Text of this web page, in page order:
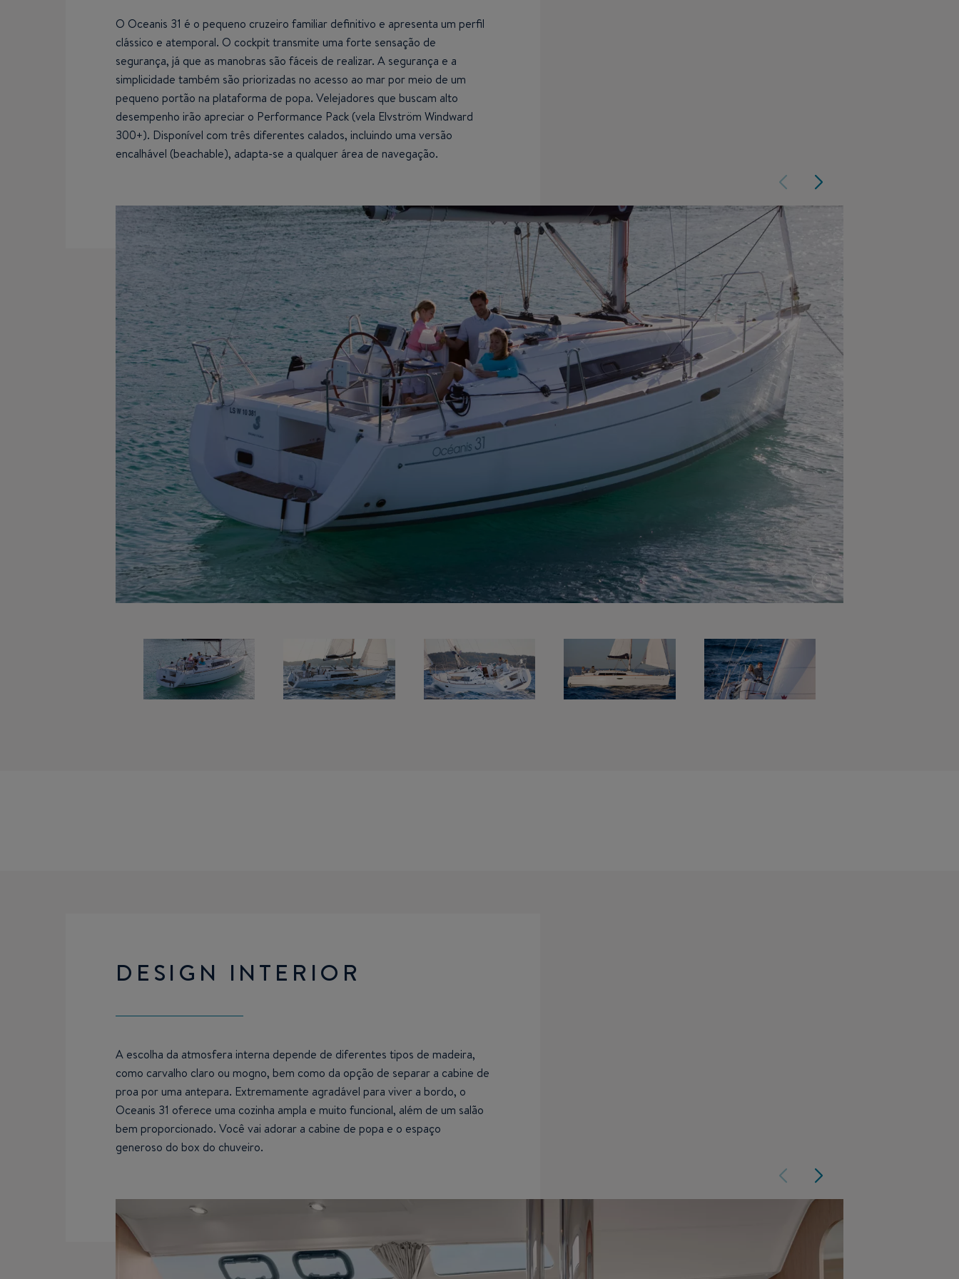
O Oceanis 31 é o pequeno cruzeiro familiar definitivo e apresenta um perfil
clássico e atemporal. O cockpit transmite uma forte sensação de
segurança, já que as manobras são fáceis de realizar. A segurança e a
simplicidade também são priorizadas no acesso ao mar por meio de um
pequeno portão na plataforma de popa. Velejadores que buscam alto
desempenho irão apreciar o Performance Pack (vela Elvström Windward
300+). Disponível com três diferentes calados, incluindo uma versão
encalhável (beachable), adapta-se a qualquer área de navegação.
DESIGN INTERIOR
A escolha da atmosfera interna depende de diferentes tipos de madeira,
como carvalho claro ou mogno, bem como da opção de separar a cabine de
proa por uma antepara. Extremamente agradável para viver a bordo, o
Oceanis 31 oferece uma cozinha ampla e muito funcional, além de um salão
bem proporcionado. Você vai adorar a cabine de popa e o espaço
generoso do box do chuveiro.